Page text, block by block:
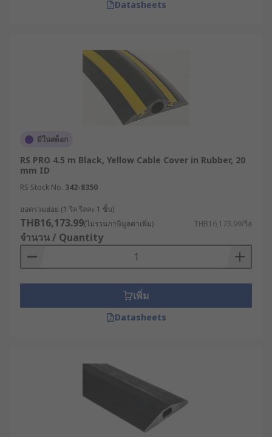
Datasheets
มีในสต็อก
RS PRO 4.5 m Black, Yellow Cable Cover in Rubber, 20
mm ID
RS Stock No. 342-8350
ยอดรวมย่อย (1 รีล รีลละ 1 ชิ้น)
THB16,173.99(ไม่รวมภาษีมูลค่าเพิ่ม) THB16,173.99/รีล
จำนวน / Quantity
เพิ่ม
Datasheets